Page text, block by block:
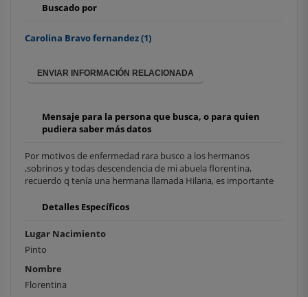
Buscado por
Carolina Bravo fernandez(1)
ENVIAR INFORMACIÓN RELACIONADA
Mensaje para la persona que busca, o para quien
pudiera saber más datos
Por motivos de enfermedad rara busco a los hermanos
,sobrinos y todas descendencia de mi abuela florentina,
recuerdo q tenía una hermana llamada Hilaria, es importante
Detalles Específicos
Lugar Nacimiento
Pinto
Nombre
Florentina